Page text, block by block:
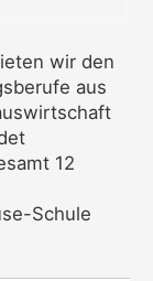
wir den
aus
12
Schule